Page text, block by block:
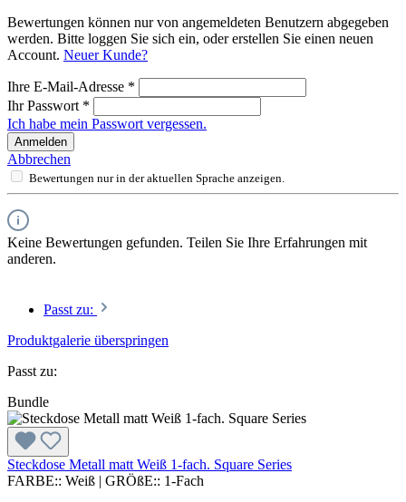
Bewertungen können nur von angemeldeten Benutzern abgegeben
werden. Bitte loggen Sie sich ein, oder erstellen Sie einen neuen
Account. Neuer Kunde?
Ihre E-Mail-Adresse *
Ihr Passwort *
Ich habe mein Passwort vergessen.
Anmelden
Abbrechen
Bewertungen nur in der aktuellen Sprache anzeigen.
Keine Bewertungen gefunden. Teilen Sie Ihre Erfahrungen mit
anderen.
Passt zu:
Produktgalerie überspringen
Passt zu:
Bundle
Steckdose Metall matt Weiß 1-fach. Square Series
FARBE:: Weiß | GRÖßE:: 1-Fach